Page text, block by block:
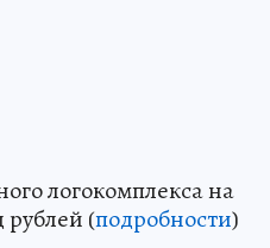
логокомплекса на
рублей (подробности)